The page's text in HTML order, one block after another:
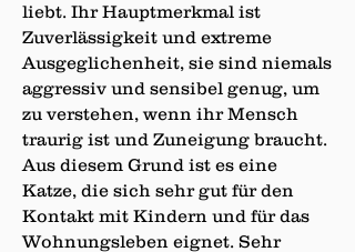
liebt. Ihr Hauptmerkmal ist
Zuverlässigkeit und extreme
Ausgeglichenheit, sie sind niemals
aggressiv und sensibel genug, um
zu verstehen, wenn ihr Mensch
traurig ist und Zuneigung braucht.
Aus diesem Grund ist es eine
Katze, die sich sehr gut für den
Kontakt mit Kindern und für das
Wohnungsleben eignet. Sehr